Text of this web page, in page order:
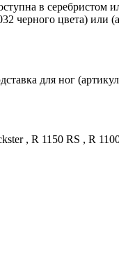
в
черного цвета)
для ног
, R 1150 RS , R